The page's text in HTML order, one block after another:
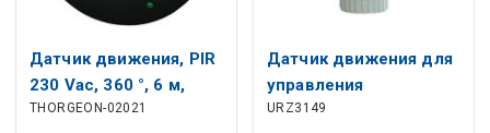
Датчик движения, PIR
230 Vac, 360 °, 6 м,
1200Вт, поверхность,
THORGEON-02021
Датчик движения для
управления
освещением на 360°
URZ3149